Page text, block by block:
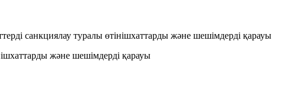
санкциялау туралы өтінішхаттарды және шешімдерді қарауы
және шешімдерді қарауы